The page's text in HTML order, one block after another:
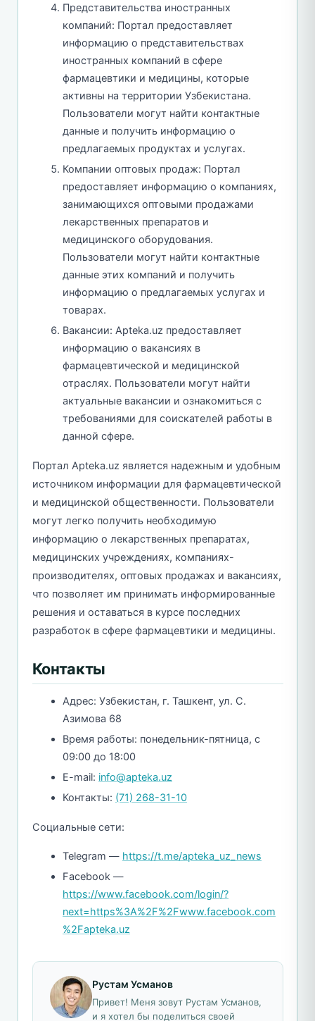
Представительства иностранных
компаний: Портал предоставляет
информацию о представительствах
иностранных компаний в сфере
фармацевтики и медицины, которые
активны на территории Узбекистана.
Пользователи могут найти контактные
данные и получить информацию о
предлагаемых продуктах и услугах.
Компании оптовых продаж: Портал
предоставляет информацию о компаниях,
занимающихся оптовыми продажами
лекарственных препаратов и
медицинского оборудования.
Пользователи могут найти контактные
данные этих компаний и получить
информацию о предлагаемых услугах и
товарах.
Вакансии: Apteka.uz предоставляет
информацию о вакансиях в
фармацевтической и медицинской
отраслях. Пользователи могут найти
актуальные вакансии и ознакомиться с
требованиями для соискателей работы в
данной сфере.
Портал Apteka.uz является надежным и удобным
источником информации для фармацевтической
и медицинской общественности. Пользователи
могут легко получить необходимую
информацию о лекарственных препаратах,
медицинских учреждениях, компаниях-
производителях, оптовых продажах и вакансиях,
что позволяет им принимать информированные
решения и оставаться в курсе последних
разработок в сфере фармацевтики и медицины.
Контакты
Адрес: Узбекистан, г. Ташкент, ул. С.
Азимова 68
Время работы: понедельник-пятница, с
09:00 до 18:00
E-mail: info@apteka.uz
Контакты: (71) 268-31-10
Социальные сети:
Telegram — https://t.me/apteka_uz_news
Facebook —
https://www.facebook.com/login/?
next=https%3A%2F%2Fwww.facebook.com
%2Fapteka.uz
Рустам Усманов
Привет! Меня зовут Рустам Усманов,
и я хотел бы поделиться своей